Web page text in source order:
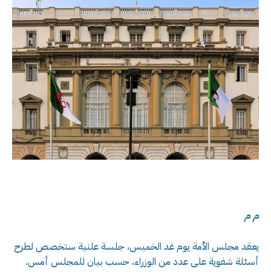
م م
يعقد مجلس الأمة يوم غد الخميس، جلسة علنية ستخصص لطرح
أسئلة شفوية على عدد من الوزراء، حسب بيان للمجلس أمس.